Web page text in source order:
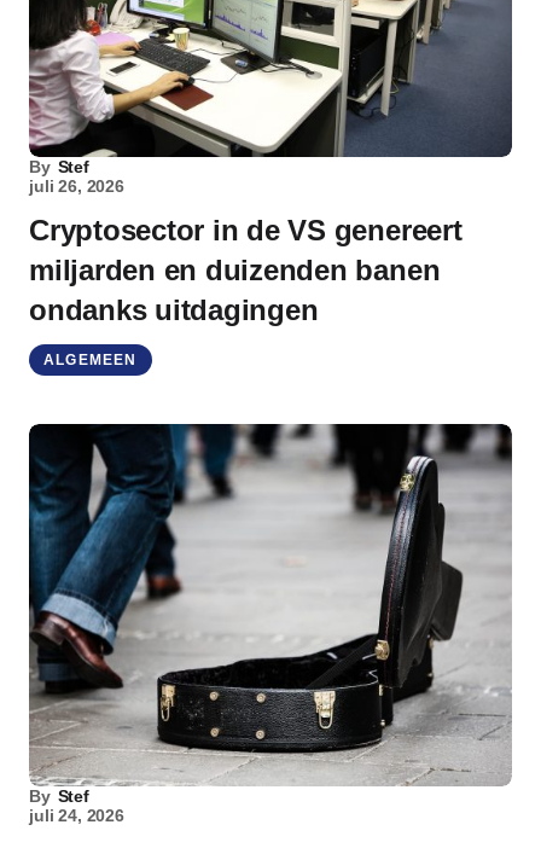
By Stef
juli 26, 2026
Cryptosector in de VS genereert
miljarden en duizenden banen
ondanks uitdagingen
ALGEMEEN
By Stef
juli 24, 2026